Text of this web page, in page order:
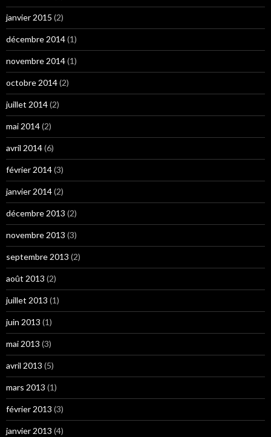
janvier 2015 (2)
décembre 2014(1)
novembre 2014(1)
octobre 2014(2)
juillet 2014(2)
mai 2014(2)
avril 2014(6)
février 2014(3)
janvier 2014(2)
décembre 2013 (2)
novembre 2013 (3)
septembre 2013 (2)
août 2013 (2)
juillet 2013 (1)
juin 2013 (1)
mai 2013 (3)
avril 2013 (5)
mars 2013 (1)
février 2013 (3)
janvier 2013 (4)